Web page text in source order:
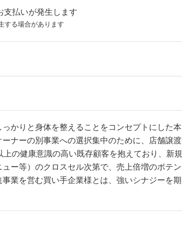
支払いが発生します
する場合があります
かりと身体を整えることをコンセプトにした本
ナーの別事業への選択集中のために、店舗譲渡
の健康意識の高い既存顧客を抱えており、新規
ー等）のクロスセル次第で、売上倍増のポテン
業を営む買い手企業様とは、強いシナジーを期